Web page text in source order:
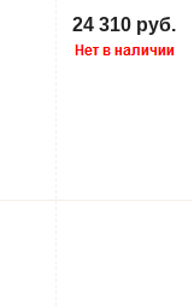
24 310 руб.